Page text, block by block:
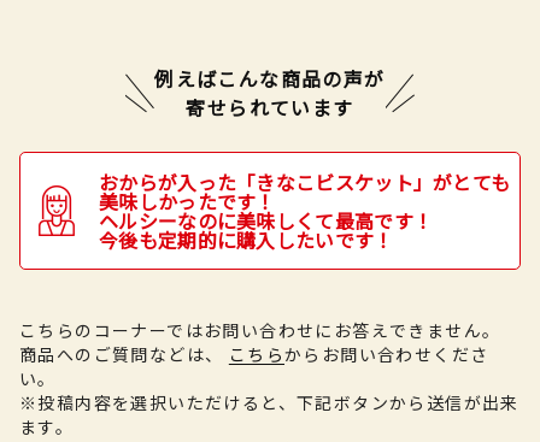
例えばこんな商品の声が
寄せられています
おからが入った「きなこビスケット」がとても
美味しかったです！
ヘルシーなのに美味しくて最高です！
今後も定期的に購入したいです！
こちらのコーナーではお問い合わせにお答えできません。
商品へのご質問などは、
こちらからお問い合わせくださ
い。
※投稿内容を選択いただけると、下記ボタンから送信が出来
ます。